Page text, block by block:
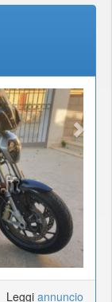
Leggi annuncio